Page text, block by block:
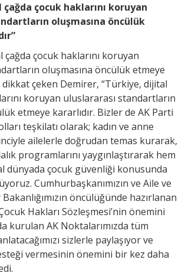
çocuk haklarını koruyan
oluşmasına öncülük
çocuk haklarını koruyan
oluşmasına öncülük etmeye
çeken Demirer, “Türkiye, dijital
koruyan uluslararası standartların
etmeye kararlıdır. Bizler de AK Parti
teşkilatı olarak; kadın ve anne
ailelerle doğrudan temas kurarak,
programlarını yaygınlaştırarak hem
dünyada çocuk güvenliği konusunda
Cumhurbaşkanımızın ve Aile ve
öncülüğünde hazırlanan
Hakları Sözleşmesi’nin önemini
kurulan AK Noktalarımızda tüm
sizlerle paylaşıyor ve
vermesinin önemini bir kez daha